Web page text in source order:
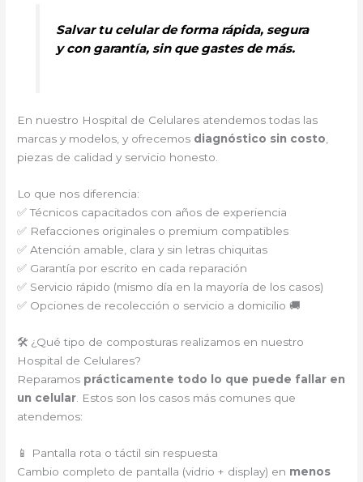
Salvar tu celular de forma rápida, segura
y con garantía, sin que gastes de más.
En nuestro Hospital de Celulares atendemos todas las
marcas y modelos, y ofrecemos diagnóstico sin costo,
piezas de calidad y servicio honesto.
Lo que nos diferencia:
✅ Técnicos capacitados con años de experiencia
✅ Refacciones originales o premium compatibles
✅ Atención amable, clara y sin letras chiquitas
✅ Garantía por escrito en cada reparación
✅ Servicio rápido (mismo día en la mayoría de los casos)
✅ Opciones de recolección o servicio a domicilio 🚚
🛠️ ¿Qué tipo de composturas realizamos en nuestro
Hospital de Celulares?
Reparamos prácticamente todo lo que puede fallar en
un celular . Estos son los casos más comunes que
atendemos:
📱 Pantalla rota o táctil sin respuesta
Cambio completo de pantalla (vidrio + display) en menos